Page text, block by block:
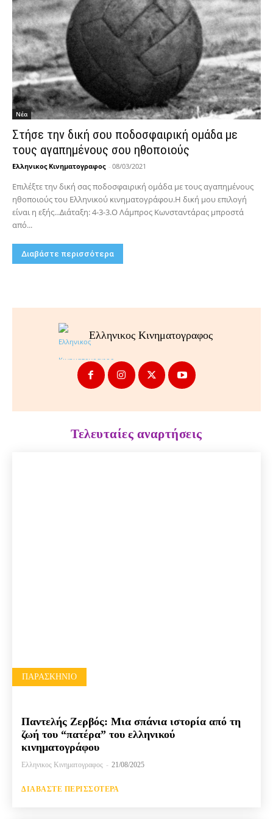
Νέα
Στήσε την δική σου ποδοσφαιρική ομάδα με
τους αγαπημένους σου ηθοποιούς
Ελληνικος Κινηματογραφος - 08/03/2021
Επιλέξτε την δική σας ποδοσφαιρική ομάδα με τους αγαπημένους
ηθοποιούς του Ελληνικού κινηματογράφου.Η δική μου επιλογή
είναι η εξής...Διάταξη: 4-3-3.Ο Λάμπρος Κωνσταντάρας μπροστά
από...
Διαβάστε περισσότερα
Ελληνικος Κινηματογραφος
Τελευταίες αναρτήσεις
ΠΑΡΑΣΚΉΝΙΟ
Παντελής Ζερβός: Μια σπάνια ιστορία από τη
ζωή του “πατέρα” του ελληνικού
κινηματογράφου
Ελληνικος Κινηματογραφος - 21/08/2025
ΔΙΑΒΆΣΤΕ ΠΕΡΙΣΣΌΤΕΡΑ